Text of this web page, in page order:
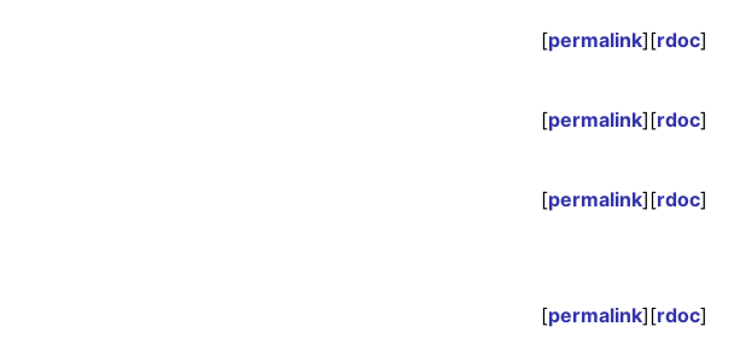
[permalink][rdoc]
[permalink][rdoc]
[permalink][rdoc]
[permalink][rdoc]